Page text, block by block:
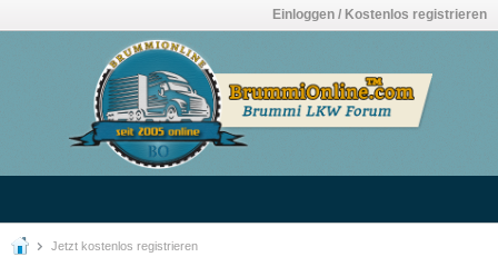
Einloggen / Kostenlos registrieren
Jetzt kostenlos registrieren